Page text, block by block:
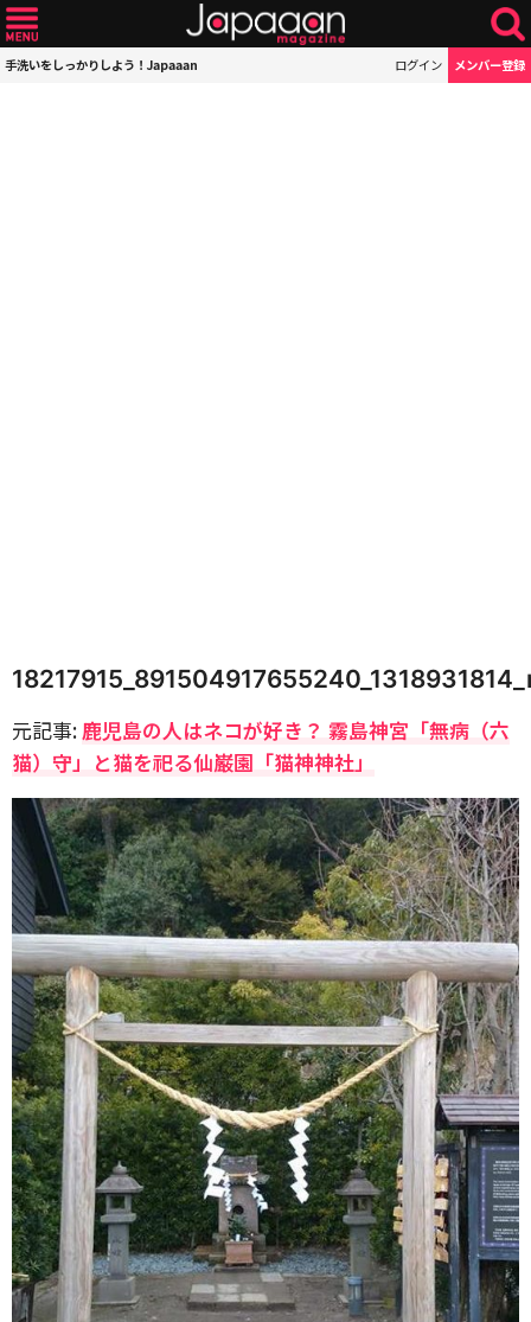
手洗いをしっかりしよう！Japaaan ログイン メンバー登録
元記事:鹿児島の人はネコが好き？ 霧島神宮「無病（六
猫）守」と猫を祀る仙巌園「猫神神社」